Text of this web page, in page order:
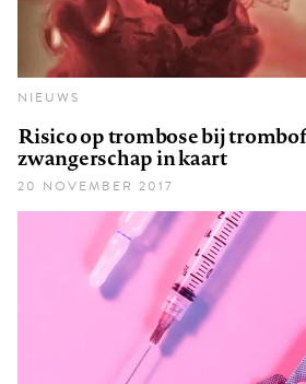
NIEUWS
Risico op trombose bij
zwangerschap in kaart
20 NOVEMBER 2017